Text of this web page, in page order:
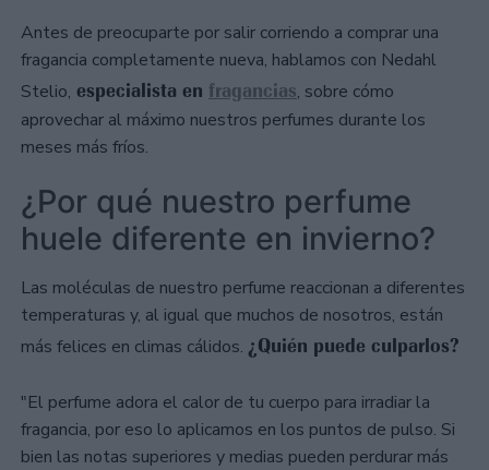
Antes de preocuparte por salir corriendo a comprar una
fragancia completamente nueva, hablamos con Nedahl
Stelio, especialista en fragancias, sobre cómo
aprovechar al máximo nuestros perfumes durante los
meses más fríos.
¿Por qué nuestro perfume
huele diferente en invierno?
Las moléculas de nuestro perfume reaccionan a diferentes
temperaturas y, al igual que muchos de nosotros, están
más felices en climas cálidos. ¿Quién puede culparlos?
"El perfume adora el calor de tu cuerpo para irradiar la
fragancia, por eso lo aplicamos en los puntos de pulso. Si
bien las notas superiores y medias pueden perdurar más